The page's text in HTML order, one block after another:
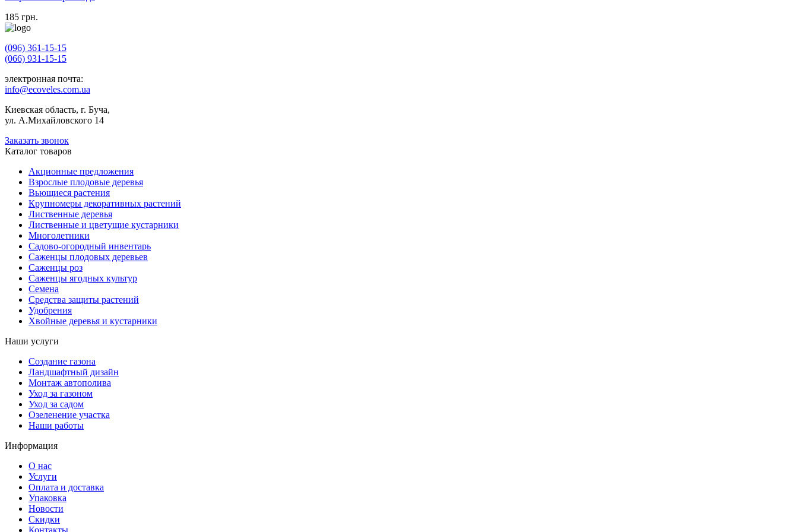
185 грн.
(096) 361-15-15
(066) 931-15-15
электронная почта:
info@ecoveles.com.ua
Киевская область, г. Буча,
ул. А.Михайловского 14
Заказать звонок
Каталог товаров
Акционные предложения
Взрослые плодовые деревья
Вьющиеся растения
Крупномеры декоративных растений
Лиственные деревья
Лиственные и цветущие кустарники
Многолетники
Садово-огородный инвентарь
Саженцы плодовых деревьев
Саженцы роз
Саженцы ягодных культур
Семена
Средства защиты растений
Удобрения
Хвойные деревья и кустарники
Наши услуги
Создание газона
Ландшафтный дизайн
Монтаж автополива
Уход за газоном
Уход за садом
Озеленение участка
Наши работы
Информация
О нас
Услуги
Оплата и доставка
Упаковка
Новости
Скидки
Контакты